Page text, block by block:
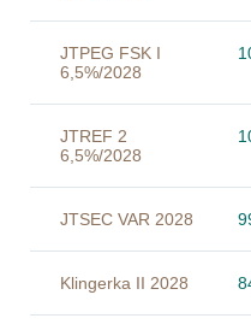
JTPEG FSK I
6,5%/2028
JTREF 2
6,5%/2028
JTSEC VAR 2028
Klingerka II 2028